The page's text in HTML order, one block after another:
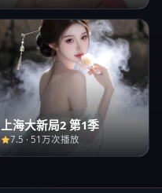
上海大新局2 第1季
7.5· 51万次播放